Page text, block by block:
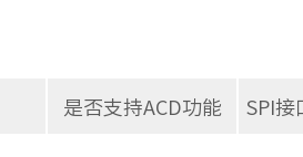
是否支持ACD功能 SPI接